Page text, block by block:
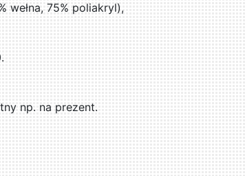
wełna, 75% poliakryl),
np. na prezent.